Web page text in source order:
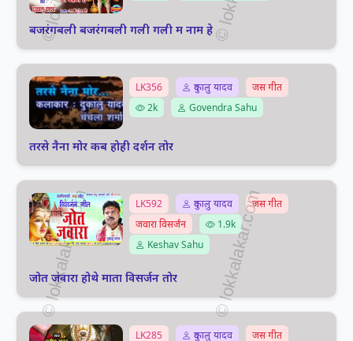
बजरंगबली बजरंगबली गली गली म नाम हे
LK356 दुकालु यादव
जस गीत
2k
Govendra Sahu
तरसे नैना मोर कब होही दर्शन तोर
LK592 दुकालु यादव
जस गीत
जवारा विसर्जन
1.9k
Keshav Sahu
जोत जंवारा होथे माता विसर्जन तोर
LK285 दुकालु यादव जस गीत